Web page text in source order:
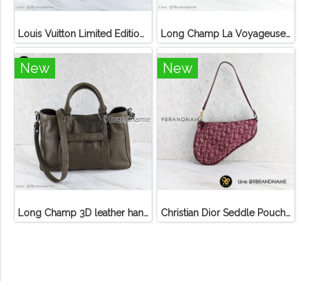
Louis Vuitton Limited Edition Monogram Canvas Sofia Coppola SC Bag Long Champ La Voyageuse Bag Leather
New
Long Champ 3D leather handbag
New
Christian Dior Seddle Pouch Accessory Hand Bag